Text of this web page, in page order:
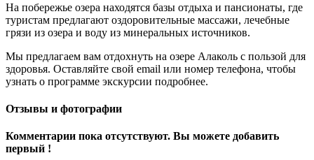
На побережье озера находятся базы отдыха и пансионаты, где
туристам предлагают оздоровительные массажи, лечебные
грязи из озера и воду из минеральных источников.
Мы предлагаем вам отдохнуть на озере Алаколь с пользой для
здоровья. Оставляйте свой email или номер телефона, чтобы
узнать о программе экскурсии подробнее.
Отзывы и фотографии
Комментарии пока отсутствуют. Вы можете добавить
первый !